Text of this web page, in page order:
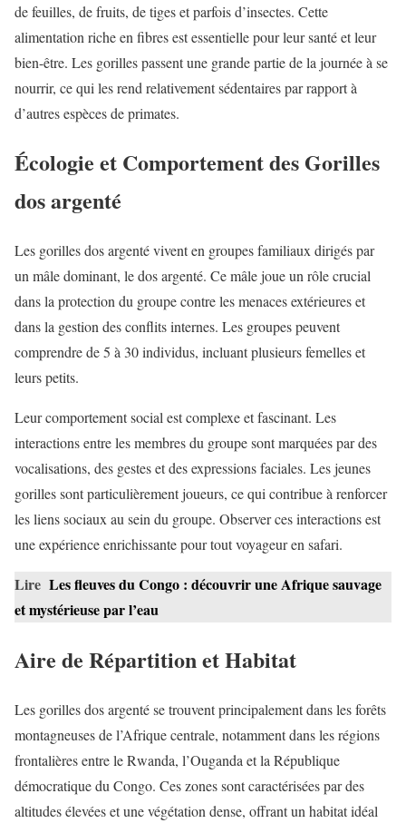
de feuilles, de fruits, de tiges et parfois d’insectes. Cette
alimentation riche en fibres est essentielle pour leur santé et leur
bien-être. Les gorilles passent une grande partie de la journée à se
nourrir, ce qui les rend relativement sédentaires par rapport à
d’autres espèces de primates.
Écologie et Comportement des Gorilles
dos argenté
Les gorilles dos argenté vivent en groupes familiaux dirigés par
un mâle dominant, le dos argenté. Ce mâle joue un rôle crucial
dans la protection du groupe contre les menaces extérieures et
dans la gestion des conflits internes. Les groupes peuvent
comprendre de 5 à 30 individus, incluant plusieurs femelles et
leurs petits.
Leur comportement social est complexe et fascinant. Les
interactions entre les membres du groupe sont marquées par des
vocalisations, des gestes et des expressions faciales. Les jeunes
gorilles sont particulièrement joueurs, ce qui contribue à renforcer
les liens sociaux au sein du groupe. Observer ces interactions est
une expérience enrichissante pour tout voyageur en safari.
Lire Les fleuves du Congo : découvrir une Afrique sauvage
et mystérieuse par l’eau
Aire de Répartition et Habitat
Les gorilles dos argenté se trouvent principalement dans les forêts
montagneuses de l’Afrique centrale, notamment dans les régions
frontalières entre le Rwanda, l’Ouganda et la République
démocratique du Congo. Ces zones sont caractérisées par des
altitudes élevées et une végétation dense, offrant un habitat idéal